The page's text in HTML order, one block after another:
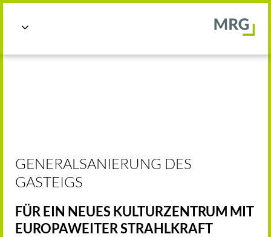

GENERALSANIERUNG DES
GASTEIGS
FÜR EIN NEUES KULTURZENTRUM MIT
EUROPAWEITER STRAHLKRAFT